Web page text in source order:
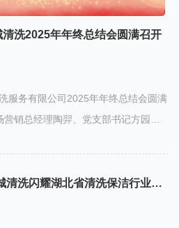
洗2025年年终总结会圆满召开
服务有限公司2025年年终总结会圆满
销总经理陶羿、党支部书记方园、
盛会主持+四项殊荣｜江城清洗闪耀湖北省清洗保洁行业协会第三届第二次会员大会